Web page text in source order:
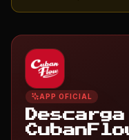
APP OFICIAL